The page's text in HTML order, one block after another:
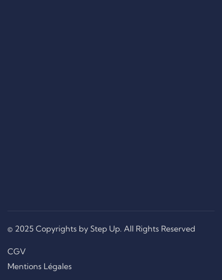
© 2025 Copyrights by Step Up. All Rights Reserved
CGV
Mentions Légales